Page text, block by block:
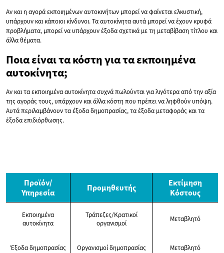
Αν και η αγορά εκποιημένων αυτοκινήτων μπορεί να φαίνεται ελκυστική,
υπάρχουν και κάποιοι κίνδυνοι. Τα αυτοκίνητα αυτά μπορεί να έχουν κρυφά
προβλήματα, μπορεί να υπάρχουν έξοδα σχετικά με τη μεταβίβαση τίτλου και
άλλα θέματα.
Ποια είναι τα κόστη για τα εκποιημένα
αυτοκίνητα;
Αν και τα εκποιημένα αυτοκίνητα συχνά πωλούνται για λιγότερα από την αξία
της αγοράς τους, υπάρχουν και άλλα κόστη που πρέπει να ληφθούν υπόψη.
Αυτά περιλαμβάνουν τα έξοδα δημοπρασίας, τα έξοδα μεταφοράς και τα
έξοδα επιδιόρθωσης.
Προϊόν/
Υπηρεσία
Προμηθευτής
Εκτίμηση
Κόστους
Εκποιημένα
αυτοκίνητα
Τράπεζες/Κρατικοί
οργανισμοί
Μεταβλητό
Έξοδα δημοπρασίας Οργανισμοί δημοπρασίας Μεταβλητό